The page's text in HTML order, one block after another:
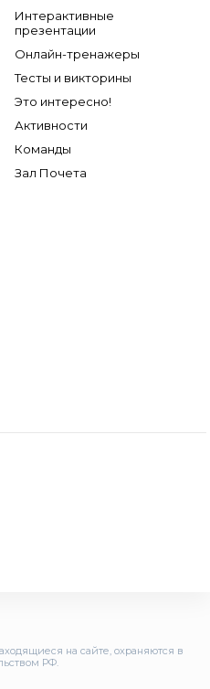
Интерактивные
презентации
Онлайн-тренажеры
Тесты и викторины
Это интересно!
Активности
Команды
Зал Почета
на сайте, охраняются в
РФ.